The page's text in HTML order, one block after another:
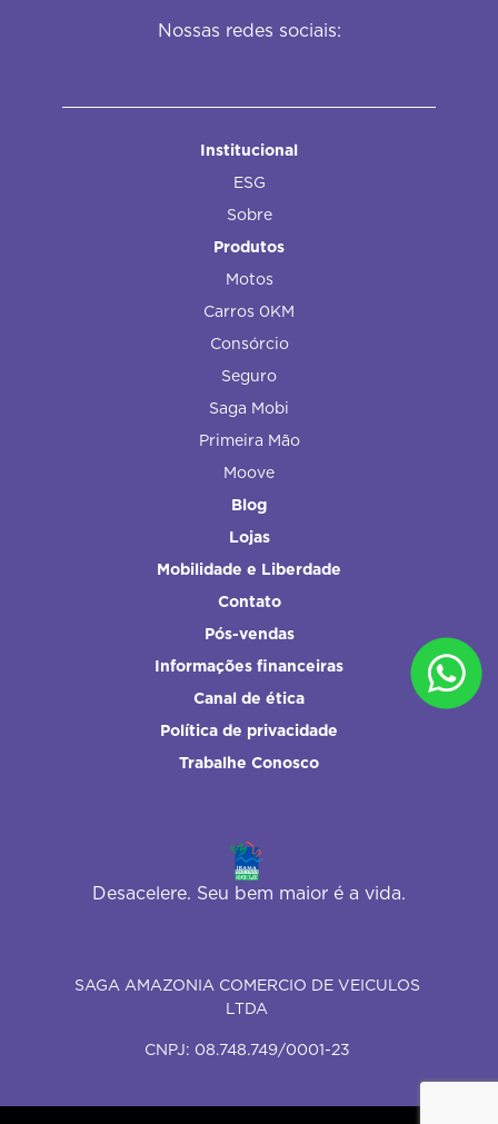
Nossas redes sociais:
Institucional
ESG
Sobre
Produtos
Motos
Carros 0KM
Consórcio
Seguro
Saga Mobi
Primeira Mão
Moove
Blog
Lojas
Mobilidade e Liberdade
Contato
Pós-vendas
Informações financeiras
Canal de ética
Política de privacidade
Trabalhe Conosco
Desacelere. Seu bem maior é a vida.
SAGA AMAZONIA COMERCIO DE VEICULOS
LTDA
CNPJ: 08.748.749/0001-23